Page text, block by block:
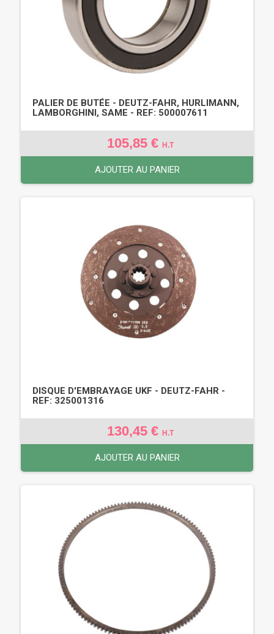
PALIER DE BUTÉE - DEUTZ-FAHR, HURLIMANN,
LAMBORGHINI, SAME - REF: 500007611
105,85 € H.T
AJOUTER AU PANIER
DISQUE D'EMBRAYAGE UKF - DEUTZ-FAHR -
REF: 325001316
130,45 € H.T
AJOUTER AU PANIER